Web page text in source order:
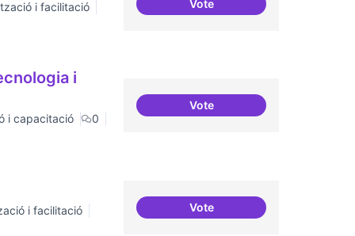
i facilitació
VoteMoviment Activista Digital
i
i capacitació
0
VoteFormacions en la
i facilitació
VoteEspai on la gent expressi i